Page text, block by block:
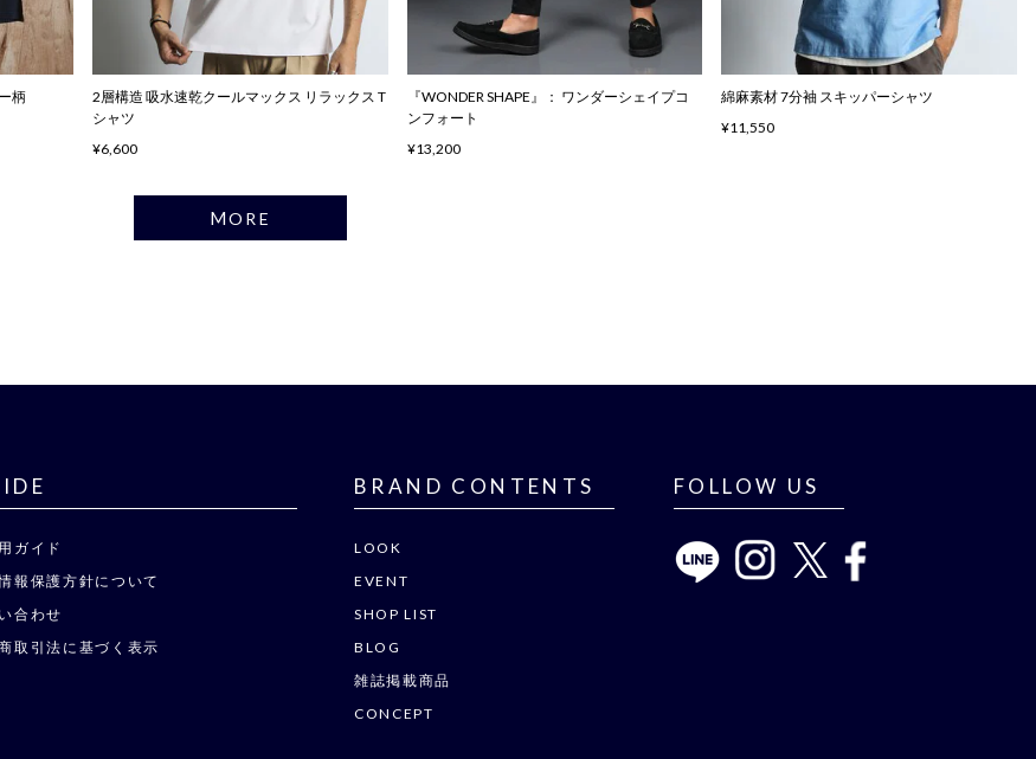
柄
2層構造 吸水速乾クールマックス リラックス T
シャツ
¥6,600
『WONDER SHAPE』： ワンダーシェイプコ
ンフォート
¥13,200
綿麻素材 7分袖 スキッパーシャツ
¥11,550
MORE
ガイド
報保護方針について
合わせ
取引法に基づく表示
BRAND CONTENTS
LOOK
EVENT
SHOP LIST
BLOG
雑誌掲載商品
CONCEPT
FOLLOW US